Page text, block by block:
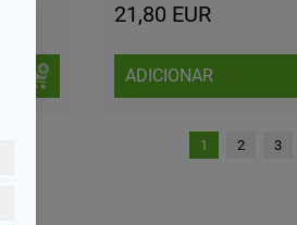
21,80 EUR
ADICIONAR
1 2 3